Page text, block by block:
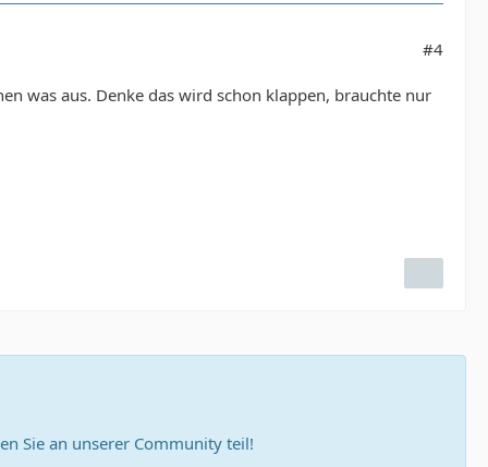
#4
was aus. Denke das wird schon klappen, brauchte nur
Sie an unserer Community teil!